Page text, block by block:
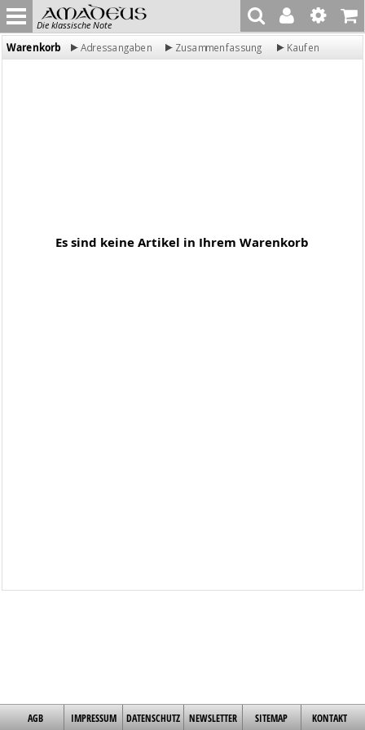
Die klassische Note
Warenkorb Adressangaben Zusammenfassung Kaufen
Es sind keine Artikel in Ihrem Warenkorb
AGB IMPRESSUM DATENSCHUTZ NEWSLETTER SITEMAP KONTAKT